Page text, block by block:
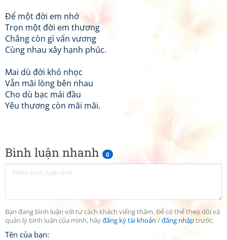
Bình luận nhanh 0
Bạn đang bình luận với tư cách khách viếng thăm. Để có thể theo dõi và
quản lý bình luận của mình, hãyđăng ký tài khoản /đăng nhậptrước.
Tên của bạn:
Để một đời em nhớ
Trọn một đời em thương
Chẳng còn gì vấn vương
Cùng nhau xây hạnh phúc.
Mai dù đời khó nhọc
Vẫn mãi lòng bên nhau
Cho dù bạc mái đầu
Yêu thương còn mãi mãi.